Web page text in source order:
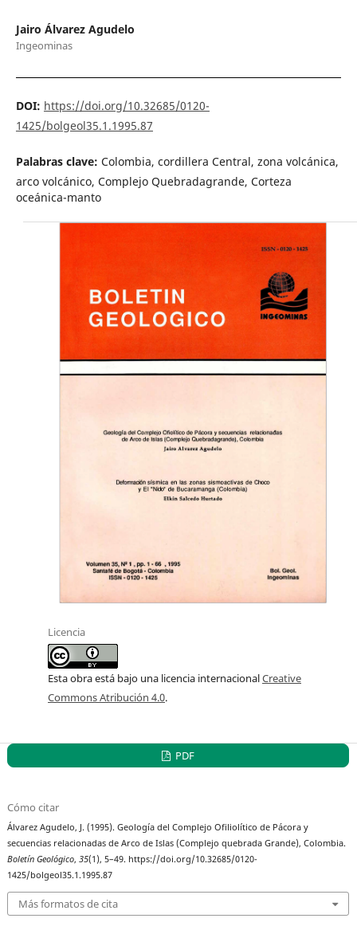
Jairo Álvarez Agudelo
Ingeominas
DOI: https://doi.org/10.32685/0120-
1425/bolgeol35.1.1995.87
Palabras clave: Colombia, cordillera Central, zona volcánica,
arco volcánico, Complejo Quebradagrande, Corteza
oceánica-manto
Licencia
Esta obra está bajo una licencia internacionalCreative
Commons Atribución 4.0.
PDF
Cómo citar
Álvarez Agudelo, J. (1995). Geología del Complejo Ofiliolítico de Pácora y
secuencias relacionadas de Arco de Islas (Complejo quebrada Grande), Colombia.
Boletín Geológico,35(1), 5–49. https://doi.org/10.32685/0120-
1425/bolgeol35.1.1995.87
Más formatos de cita